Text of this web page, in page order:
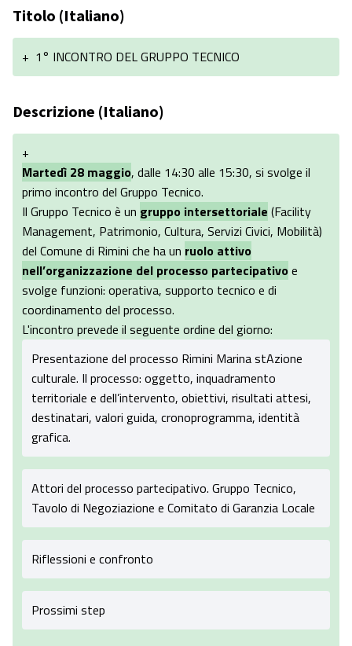
Titolo (Italiano)
+ 1° INCONTRO DEL GRUPPO TECNICO
Descrizione (Italiano)
+
Martedì 28 maggio, dalle 14:30 alle 15:30, si svolge il
primo incontro del Gruppo Tecnico.
Il Gruppo Tecnico è un gruppo intersettoriale (Facility
Management, Patrimonio, Cultura, Servizi Civici, Mobilità)
del Comune di Rimini che ha un ruolo attivo
nell’organizzazione del processo partecipativoe
svolge funzioni: operativa, supporto tecnico e di
coordinamento del processo.
L'incontro prevede il seguente ordine del giorno:
Presentazione del processo Rimini Marina stAzione
culturale. Il processo: oggetto, inquadramento
territoriale e dell’intervento, obiettivi, risultati attesi,
destinatari, valori guida, cronoprogramma, identità
grafica.
Attori del processo partecipativo. Gruppo Tecnico,
Tavolo di Negoziazione e Comitato di Garanzia Locale
Riflessioni e confronto
Prossimi step